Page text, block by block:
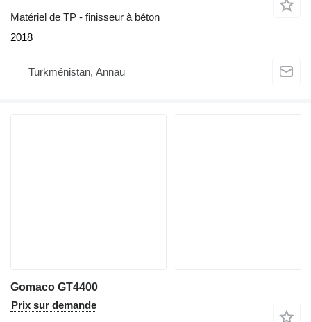
Matériel de TP - finisseur à béton
2018
Turkménistan, Annau
Gomaco GT4400
Prix sur demande